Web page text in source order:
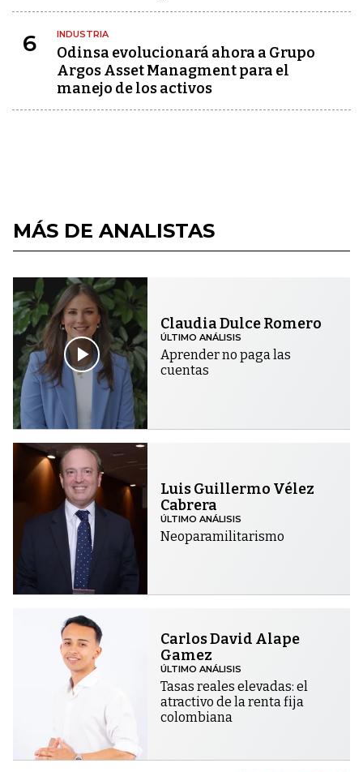
6 INDUSTRIA
Odinsa evolucionará ahora a Grupo
Argos Asset Managment para el
manejo de los activos
MÁS DE ANALISTAS
Claudia Dulce Romero
ÚLTIMO ANÁLISIS
Aprender no paga las
cuentas
Luis Guillermo Vélez
Cabrera
ÚLTIMO ANÁLISIS
Neoparamilitarismo
Carlos David Alape
Gamez
ÚLTIMO ANÁLISIS
Tasas reales elevadas: el
atractivo de la renta fija
colombiana